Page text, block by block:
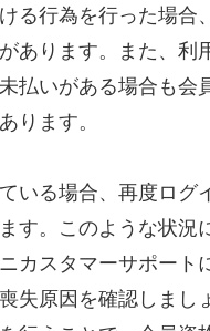
る行為を行った場合
あります。また、利
払いがある場合も会
ります。
いる場合、再度ログ
す。このような状況
カスタマーサポート
失原因を確認しまし